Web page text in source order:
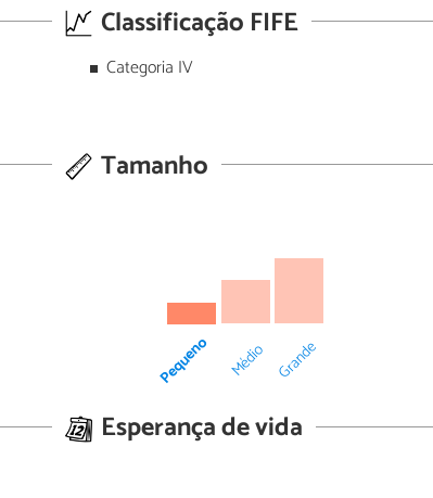
Classificação FIFE
Categoria IV
Tamanho
Pequeno Médio Grande
Esperança de vida